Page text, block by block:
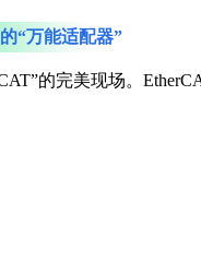
“万能适配器”
的完美现场。